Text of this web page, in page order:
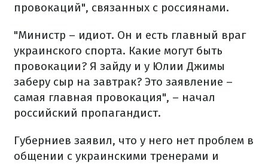
провокаций", связанных с россиянами.
"Министр – идиот. Он и есть главный враг
украинского спорта. Какие могут быть
провокации? Я зайду и у Юлии Джимы
заберу сыр на завтрак? Это заявление –
самая главная провокация", – начал
российский пропагандист.
Губерниев заявил, что у него нет проблем в
общении с украинскими тренерами и